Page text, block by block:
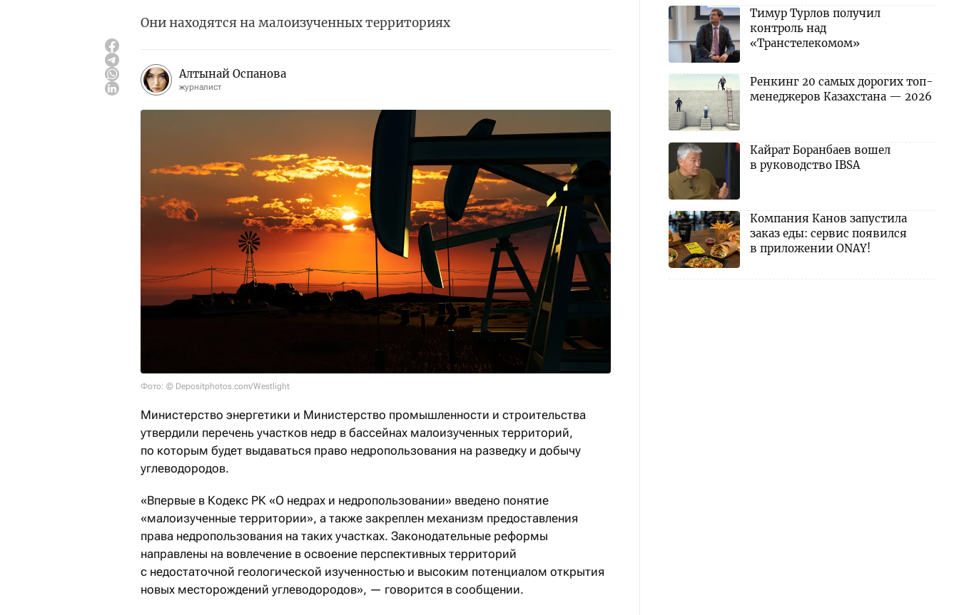
Они находятся на малоизученных территориях
Алтынай Оспанова
журналист
Фото: © Depositphotos.com/Westlight
Министерство энергетики и Министерство промышленности и строительства
утвердили перечень участков недр в бассейнах малоизученных территорий,
по которым будет выдаваться право недропользования на разведку и добычу
углеводородов.
«Впервые в Кодекс РК «О недрах и недропользовании» введено понятие
«малоизученные территории», а также закреплен механизм предоставления
права недропользования на таких участках. Законодательные реформы
направлены на вовлечение в освоение перспективных территорий
с недостаточной геологической изученностью и высоким потенциалом открытия
новых месторождений углеводородов», — говорится в сообщении.
Тимур Турлов получил
контроль над
«Транстелекомом»
Ренкинг 20 самых дорогих топ-
менеджеров Казахстана — 2026
Кайрат Боранбаев вошел
в руководство IBSA
Компания Канов запустила
заказ еды: сервис появился
в приложении ONAY!